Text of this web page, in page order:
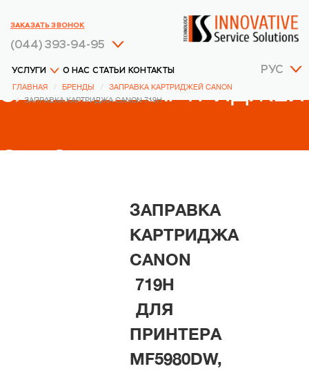
РУС
УСЛУГИ О НАС СТАТЬИ КОНТАКТЫ
(044) 393-94-95
ЗАКАЗАТЬ ЗВОНОК
ГЛАВНАЯ БРЕНДЫ
ЗАПРАВКА КАРТРИДЖЕЙ CANON
ЗАПРАВКА КАРТРИДЖА CANON 719H
ЗАПРАВКА КАРТРИДЖЕЙ
CANON
ЗАПРАВКА
КАРТРИДЖА
CANON
719H
ДЛЯ
ПРИНТЕРА
MF5980DW,